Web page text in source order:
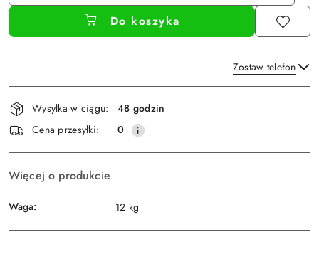
Do koszyka
Zostaw telefon
Wyślij
Dostępność
i
dostawa
Wysyłka w ciągu:
48 godzin
Cena przesyłki:
0
Więcej o produkcie
Waga: 12 kg